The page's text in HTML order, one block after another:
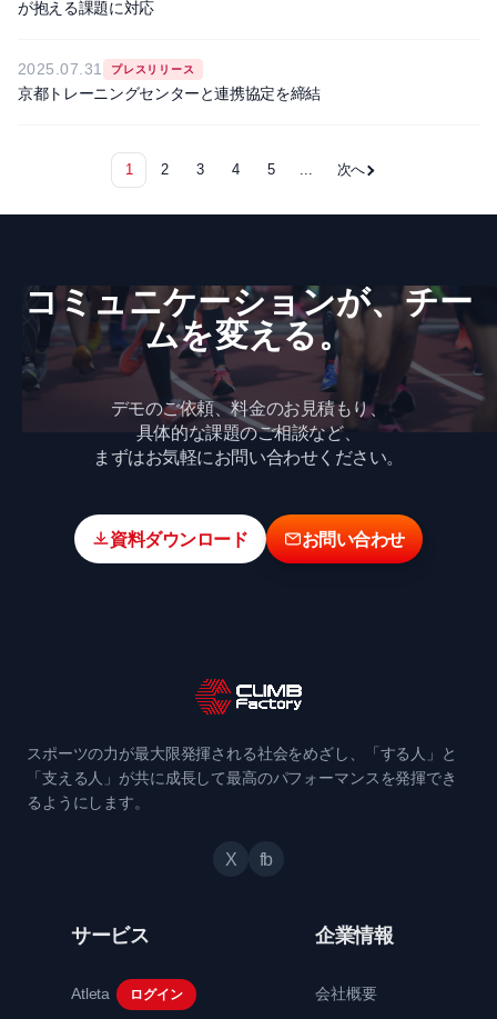
が抱える課題に対応
2025.07.31 プレスリリース
京都トレーニングセンターと連携協定を締結
1 2 3 4 5 ... 次へ
コミュニケーションが、​チー
ムを​変える。
デモのご依頼、料金のお見積もり、
具体的な課題のご相談など、
まずはお気軽にお問い合わせください。
資料ダウンロード お問い合わせ
スポーツの力が最大限発揮される社会をめざし、「する人」と
「支える人」が共に成長して最高のパフォーマンスを発揮でき
るようにします。
X fb
サービス
Atleta ログイン
企業情報
会社概要